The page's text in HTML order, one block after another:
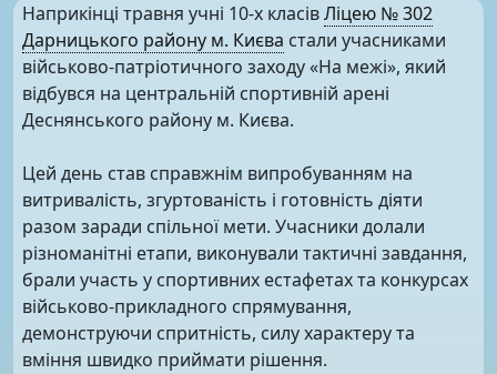
Наприкінці травня учні 10-х класівЛіцею № 302
Дарницького району м. Києва стали учасниками
військово-патріотичного заходу «На межі», який
відбувся на центральній спортивній арені
Деснянського району м. Києва.
Цей день став справжнім випробуванням на
витривалість, згуртованість і готовність діяти
разом заради спільної мети. Учасники долали
різноманітні етапи, виконували тактичні завдання,
брали участь у спортивних естафетах та конкурсах
військово-прикладного спрямування,
демонструючи спритність, силу характеру та
вміння швидко приймати рішення.